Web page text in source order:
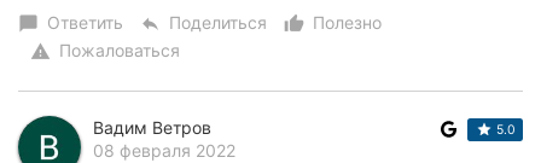
chat_bubble Ответить reply Поделиться thumb_up_alt
Полезно
warning Пожаловаться
Вадим Ветров
08 февраля 2022
5.0